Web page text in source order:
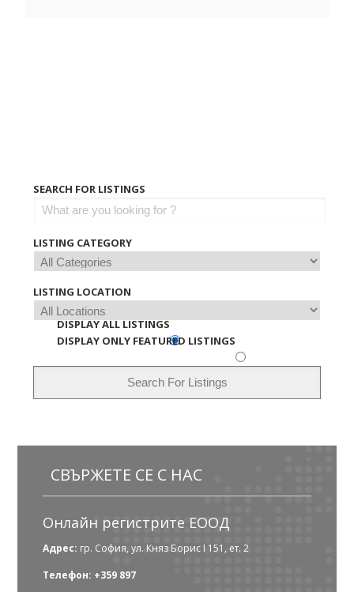
SEARCH FOR LISTINGS
LISTING CATEGORY
LISTING LOCATION
DISPLAY ALL LISTINGS
DISPLAY ONLY FEATURED LISTINGS
СВЪРЖЕТЕ СЕ С НАС
Онлайн регистрите ЕООД
Адрес: гр. София, ул. Княз Борис I 151, ет. 2
Телефон: +359 897